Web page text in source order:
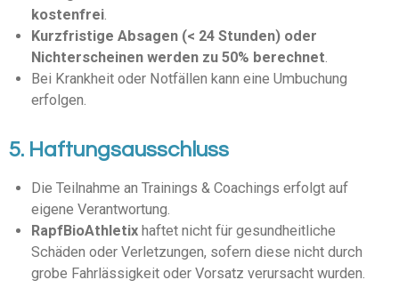
kostenfrei.
Kurzfristige Absagen (< 24 Stunden) oder
Nichterscheinen werden zu 50% berechnet.
Bei Krankheit oder Notfällen kann eine Umbuchung
erfolgen.
5. Haftungsausschluss
Die Teilnahme an Trainings & Coachings erfolgt auf
eigene Verantwortung.
RapfBioAthletix haftet nicht für gesundheitliche
Schäden oder Verletzungen, sofern diese nicht durch
grobe Fahrlässigkeit oder Vorsatz verursacht wurden.